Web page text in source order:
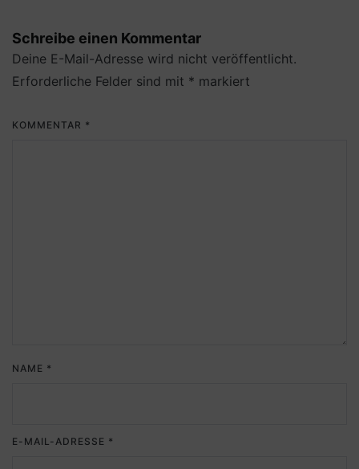
Schreibe einen Kommentar
Deine E-Mail-Adresse wird nicht veröffentlicht.
Erforderliche Felder sind mit * markiert
KOMMENTAR *
NAME *
E-MAIL-ADRESSE *